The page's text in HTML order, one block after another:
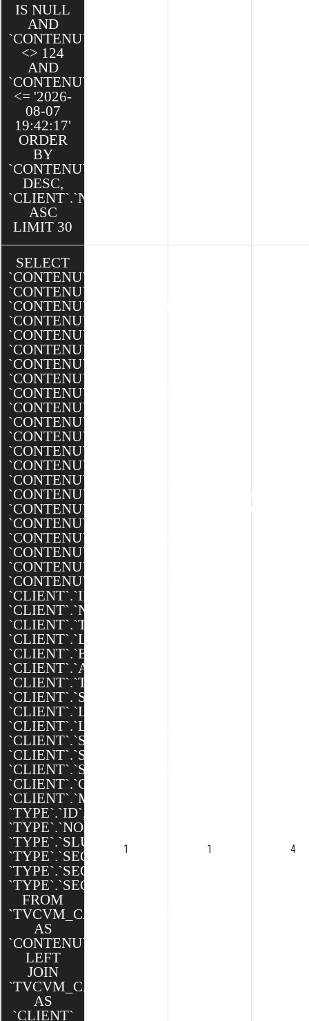
IS NULL
AND
`CONTENU`.`ID`
<> 124
AND
`CONTENU`.`DATE`
<= '2026-
08-07
19:42:17'
ORDER
BY
`CONTENU`.`CREATED`
DESC,
`CLIENT`.`NOM`
ASC
LIMIT 30
SELECT
`CONTENU`.`ID`,
`CONTENU`.`CATEGORIE_ID`,
`CONTENU`.`CLIENT_ID`,
`CONTENU`.`TYPE_ID`,
`CONTENU`.`MODELE_ID`,
`CONTENU`.`NOM`,
`CONTENU`.`DATE`,
`CONTENU`.`TEXTE`,
`CONTENU`.`MINIATURE`,
`CONTENU`.`BANNIERE`,
`CONTENU`.`BANNIERE_XXL`,
`CONTENU`.`BANNIERE_XL`,
`CONTENU`.`BANNIERE_L`,
`CONTENU`.`BANNIERE_M`,
`CONTENU`.`EQUIPEMENTS`,
`CONTENU`.`DESCRIPTION_TECHNIQUES`,
`CONTENU`.`AFFICHER_PORTFOLIO`,
`CONTENU`.`SEO_SLUG`,
`CONTENU`.`SEO_TITLE`,
`CONTENU`.`SEO_DESCRIPTION`,
`CONTENU`.`CREATED`,
`CONTENU`.`MODIFIED`,
`CLIENT`.`ID`,
`CLIENT`.`NOM`,
`CLIENT`.`TEXTE`,
`CLIENT`.`LOGO`,
`CLIENT`.`BANNIERE`,
`CLIENT`.`ADRESSE`,
`CLIENT`.`TELEPHONE`,
`CLIENT`.`SITE_WEB`,
`CLIENT`.`LATITUDE`,
`CLIENT`.`LONGITUDE`,
`CLIENT`.`SEO_SLUG`,
`CLIENT`.`SEO_TITLE`,
`CLIENT`.`SEO_DESCRIPTION`,
`CLIENT`.`CREATED`,
`CLIENT`.`MODIFIED`,
`TYPE`.`ID`,
`TYPE`.`NOM`,
`TYPE`.`SLUG`,
`TYPE`.`SEO_DESCRIPTION`,
`TYPE`.`SEO_TITLE`,
`TYPE`.`SEO_SLUG`
FROM
`TVCVM_CAKE`.`CONTENUS`
AS
`CONTENU`
LEFT
JOIN
`TVCVM_CAKE`.`CLIENTS`
AS
`CLIENT`
1 1 4